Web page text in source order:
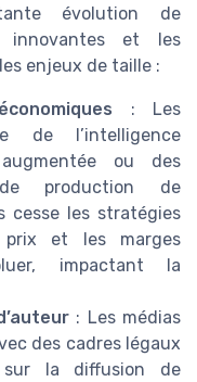
évolution de
innovantes et les
enjeux de taille :
: Les
de l’intelligence
ou des
production de
cesse les stratégies
prix et les marges
impactant la
: Les médias
des cadres légaux
sur la diffusion de